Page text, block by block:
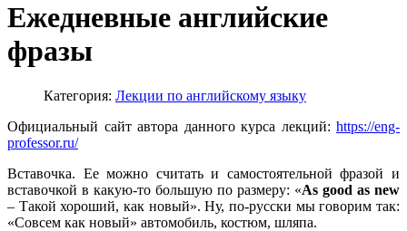
Ежедневные английские
фразы
Категория: Лекции по английскому языку
Официальный сайт автора данного курса лекций: https://eng-
professor.ru/
Вставочка. Ее можно считать и самостоятельной фразой и
вставочкой в какую-то большую по размеру: «As good as new
– Такой хороший, как новый». Ну, по-русски мы говорим так:
«Совсем как новый» автомобиль, костюм, шляпа.